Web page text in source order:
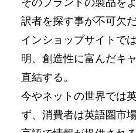
訳者を探す事が不可欠
インショップサイトで
明、創造性に富んだキ
直結する。
今やネットの世界では
ず、消費者は英語圏市